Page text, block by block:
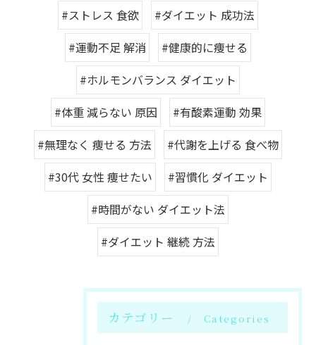
#ストレス 食欲
#ダイエット 成功法
#運動不足 解消
#健康的に痩せる
#ホルモンバランス ダイエット
#体重 減らない 原因
#有酸素運動 効果
#無理なく 痩せる 方法
#代謝を上げる 食べ物
#30代 女性 痩せたい
#習慣化 ダイエット
#時間がない ダイエット法
#ダイエット 継続 方法
カテゴリー Categories